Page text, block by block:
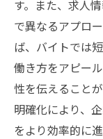
効果
採用決
採用
求人プ
バイトから
する秘訣
す。また、求人
で異なるアプロ
ば、バイトでは
働き方をアピー
性を伝えること
明確化により、
をより効率的に